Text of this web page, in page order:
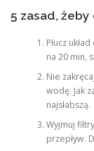
5 zasad, żeby
Płucz
na 20 min,
Nie
wodę. Jak
najsłabszą.
Wyjmuj
przepływ.